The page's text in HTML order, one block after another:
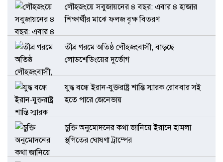
লৌহজংয়ে সবুজায়নের ৪ বছর: এবার ৪ হাজার
শিক্ষার্থীর মাঝে ফলজ বৃক্ষ বিতরণ
তীব্র গরমে অতিষ্ঠ লৌহজংবাসী, বাড়ছে
লোডশেডিংয়ের দুর্ভোগ
যুদ্ধ বন্ধে ইরান-যুক্তরাষ্ট্র শান্তি স্মারক রোববার সই
হতে পারে জেনেভায়
চুক্তি অনুমোদনের কথা জানিয়ে ইরানে হামলা
স্থগিতের ঘোষণা ট্রাম্পের